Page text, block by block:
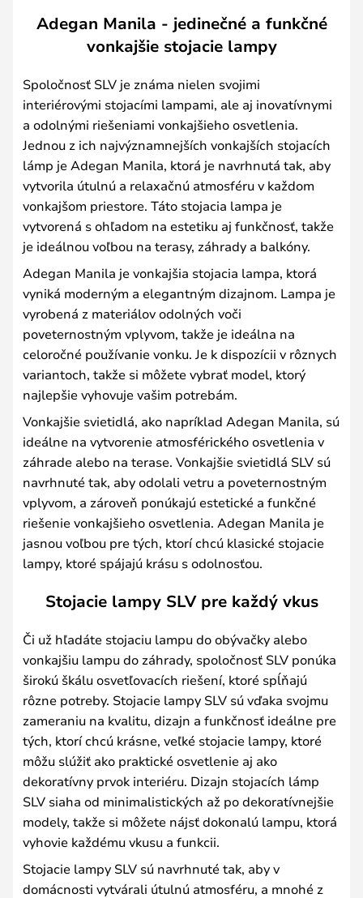
Adegan Manila - jedinečné a funkčné
vonkajšie stojacie lampy
Spoločnosť SLV je známa nielen svojimi
interiérovými stojacími lampami, ale aj inovatívnymi
a odolnými riešeniami vonkajšieho osvetlenia.
Jednou z ich najvýznamnejších vonkajších stojacích
lámp je Adegan Manila, ktorá je navrhnutá tak, aby
vytvorila útulnú a relaxačnú atmosféru v každom
vonkajšom priestore. Táto stojacia lampa je
vytvorená s ohľadom na estetiku aj funkčnosť, takže
je ideálnou voľbou na terasy, záhrady a balkóny.
Adegan Manila je vonkajšia stojacia lampa, ktorá
vyniká moderným a elegantným dizajnom. Lampa je
vyrobená z materiálov odolných voči
poveternostným vplyvom, takže je ideálna na
celoročné používanie vonku. Je k dispozícii v rôznych
variantoch, takže si môžete vybrať model, ktorý
najlepšie vyhovuje vašim potrebám.
Vonkajšie svietidlá, ako napríklad Adegan Manila, sú
ideálne na vytvorenie atmosférického osvetlenia v
záhrade alebo na terase. Vonkajšie svietidlá SLV sú
navrhnuté tak, aby odolali vetru a poveternostným
vplyvom, a zároveň ponúkajú estetické a funkčné
riešenie vonkajšieho osvetlenia. Adegan Manila je
jasnou voľbou pre tých, ktorí chcú klasické stojacie
lampy, ktoré spájajú krásu s odolnosťou.
Stojacie lampy SLV pre každý vkus
Či už hľadáte stojaciu lampu do obývačky alebo
vonkajšiu lampu do záhrady, spoločnosť SLV ponúka
širokú škálu osvetľovacích riešení, ktoré spĺňajú
rôzne potreby. Stojacie lampy SLV sú vďaka svojmu
zameraniu na kvalitu, dizajn a funkčnosť ideálne pre
tých, ktorí chcú krásne, veľké stojacie lampy, ktoré
môžu slúžiť ako praktické osvetlenie aj ako
dekoratívny prvok interiéru. Dizajn stojacích lámp
SLV siaha od minimalistických až po dekoratívnejšie
modely, takže si môžete nájsť dokonalú lampu, ktorá
vyhovie každému vkusu a funkcii.
Stojacie lampy SLV sú navrhnuté tak, aby v
domácnosti vytvárali útulnú atmosféru, a mnohé z